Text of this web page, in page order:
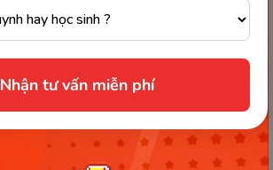
Nhận tư vấn miễn phí